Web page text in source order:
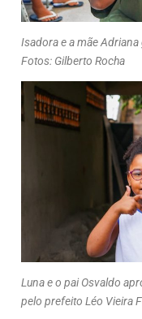
Isadora e a mãe
Fotos: Gilberto Rocha
Luna e o pai Osvaldo
pelo prefeito Léo Vieira